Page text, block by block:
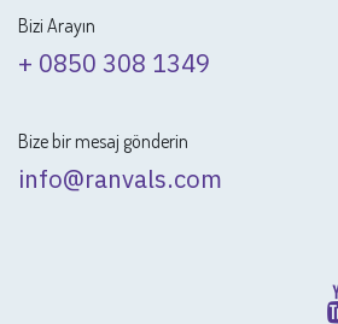
Bizi Arayın
+ 0850 308 1349
Bize bir mesaj gönderin
info@ranvals.com